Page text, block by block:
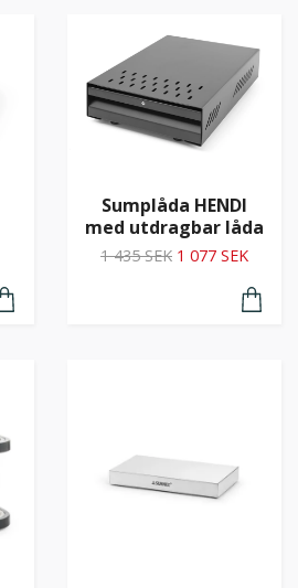
Sumplåda HENDI
med utdragbar låda
1 435 SEK 1 077 SEK